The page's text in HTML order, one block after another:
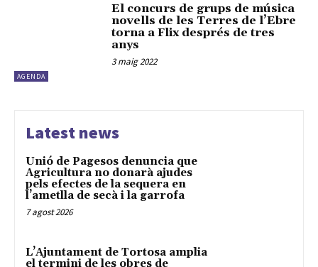
AGENDA
El concurs de grups de música
novells de les Terres de l’Ebre
torna a Flix després de tres
anys
3 maig 2022
Latest news
Unió de Pagesos denuncia que
Agricultura no donarà ajudes
pels efectes de la sequera en
l’ametlla de secà i la garrofa
7 agost 2026
L’Ajuntament de Tortosa amplia
el termini de les obres de